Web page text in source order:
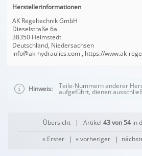
Herstellerinformationen
AK Regeltechnik GmbH
Dieselstraße 6a
38350 Helmstedt
Deutschland, Niedersachsen
info@ak-hydraulics.com , https://www.ak-
Hinweis: Teile-Nummern anderer
aufgeführt, dienen
Übersicht | Artikel 43 von 54 in
« Erster| « vorheriger|